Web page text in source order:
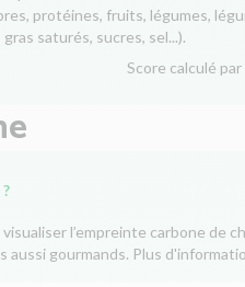
protéines, fruits, légumes,
saturés, sucres, sel...).
Score calculé par
l’empreinte carbone de
aussi gourmands. Plus